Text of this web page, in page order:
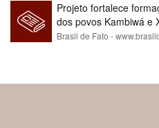
Projeto fortalece
dos povos Kambiwá e
Brasil de Fato -